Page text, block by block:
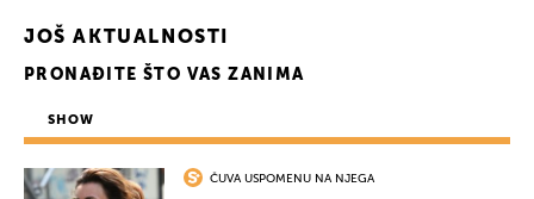
JOŠ AKTUALNOSTI
PRONAĐITE ŠTO VAS ZANIMA
SHOW
ČUVA USPOMENU NA NJEGA